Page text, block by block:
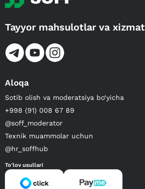
Tayyor mahsulotlar va
Aloqa
Sotib olish va moderatsiya bo‘yicha
+998 (91) 008 67 89
@soff_moderator
Texnik muammolar uchun
@hr_soffhub
To'lov usullari